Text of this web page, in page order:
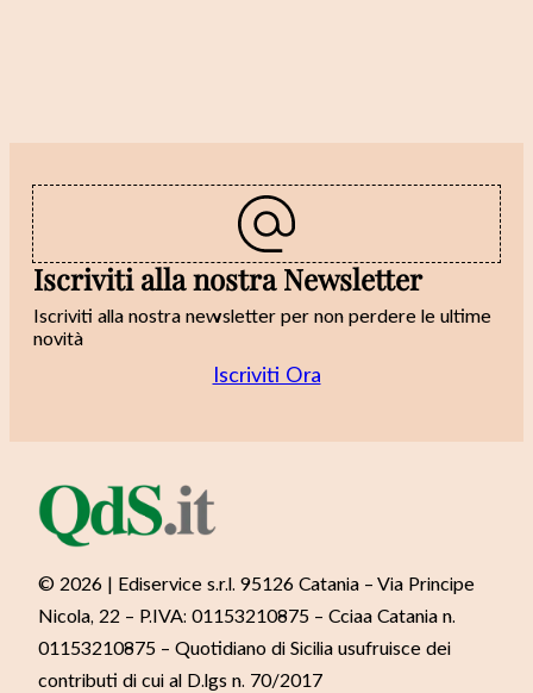
Iscriviti alla nostra Newsletter
Iscriviti alla nostra newsletter per non perdere le ultime
novità
Iscriviti Ora
© 2026 | Ediservice s.r.l. 95126 Catania – Via Principe
Nicola, 22 – P.IVA: 01153210875 – Cciaa Catania n.
01153210875 – Quotidiano di Sicilia usufruisce dei
contributi di cui al D.lgs n. 70/2017